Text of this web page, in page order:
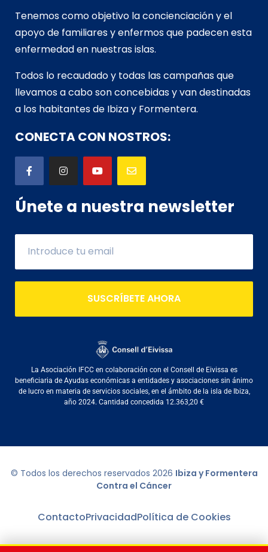
Tenemos como objetivo la concienciación y el
apoyo de familiares y enfermos que padecen esta
enfermedad en nuestras islas.
Todos lo recaudado y todas las campañas que
llevamos a cabo son concebidas y van destinadas
a los habitantes de Ibiza y Formentera.
CONECTA CON NOSTROS:
Únete a nuestra newsletter
SUSCRÍBETE AHORA
La Asociación IFCC en colaboración con el Consell de Eivissa es
beneficiaria de Ayudas económicas a entidades y asociaciones sin ánimo
de lucro en materia de servicios sociales, en el ámbito de la isla de Ibiza,
año 2024. Cantidad concedida 12.363,20 €
© Todos los derechos reservados 2026 Ibiza y Formentera
Contra el Cáncer
ContactoPrivacidadPolítica de Cookies